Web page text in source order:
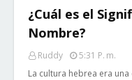
¿Cuál es el
Nombre?
Ruddy
5:31 P. M.
La cultura hebrea era